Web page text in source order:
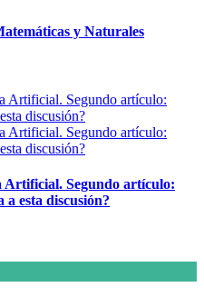
y Naturales
Artificial. Segundo artículo:
esta discusión?